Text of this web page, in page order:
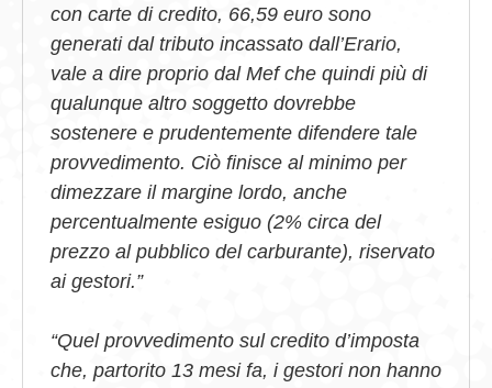
con carte di credito, 66,59 euro sono
generati dal tributo incassato dall’Erario,
vale a dire proprio dal Mef che quindi più di
qualunque altro soggetto dovrebbe
sostenere e prudentemente difendere tale
provvedimento. Ciò finisce al minimo per
dimezzare il margine lordo, anche
percentualmente esiguo (2% circa del
prezzo al pubblico del carburante), riservato
ai gestori.”
“Quel provvedimento sul credito d’imposta
che, partorito 13 mesi fa, i gestori non hanno